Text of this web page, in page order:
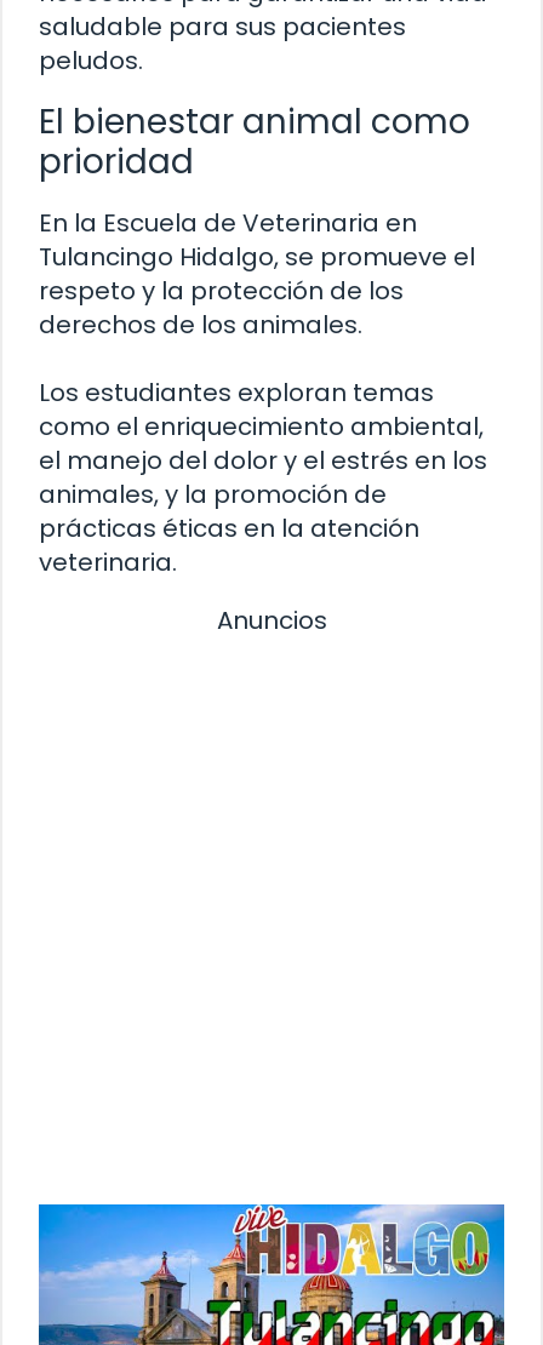
saludable para sus pacientes
peludos.
El bienestar animal como
prioridad
En la Escuela de Veterinaria en
Tulancingo Hidalgo, se promueve el
respeto y la protección de los
derechos de los animales.
Los estudiantes exploran temas
como el enriquecimiento ambiental,
el manejo del dolor y el estrés en los
animales, y la promoción de
prácticas éticas en la atención
veterinaria.
Anuncios